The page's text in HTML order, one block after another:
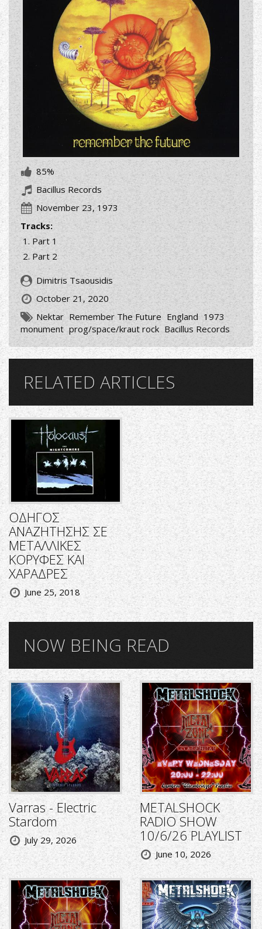
85%
Bacillus Records
November 23, 1973
Tracks:
Part 1
Part 2
Dimitris Tsaousidis
October 21, 2020
Nektar Remember The Future England 1973
monument prog/space/kraut rock Bacillus Records
RELATED ARTICLES
ΟΔΗΓΟΣ
ΑΝΑΖΗΤΗΣΗΣ ΣΕ
ΜΕΤΑΛΛΙΚΕΣ
ΚΟΡΥΦΕΣ ΚΑΙ
ΧΑΡΑΔΡΕΣ
June 25, 2018
NOW BEING READ
Varras - Electric
Stardom
July 29, 2026
METALSHOCK
RADIO SHOW
10/6/26 PLAYLIST
June 10, 2026